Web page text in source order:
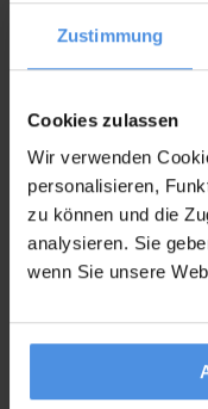
Zustimmung
Cookies zulassen
Wir verwenden
personalisieren,
zu können und die
analysieren. Sie
wenn Sie unsere
Rechnung den
damit
die Tabelle für die
übersichtlich
Beispiele
ohne
Gerade für